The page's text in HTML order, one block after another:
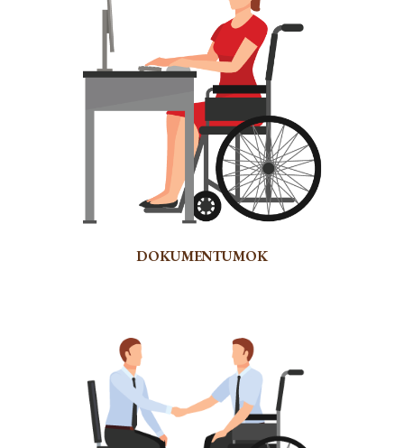
DOKUMENTUMOK